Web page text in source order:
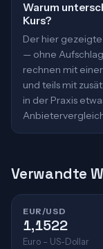
Warum
Kurs?
Der hier
— ohne
rechnen mit
und teils mit
in der Praxis
Verwandte
EUR/USD
1,1522
Euro – US-Dollar